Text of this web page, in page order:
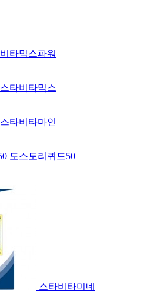
비타믹스파워
스타비타믹스
스타비타마인
도스토리퀴드50
스타비타미네